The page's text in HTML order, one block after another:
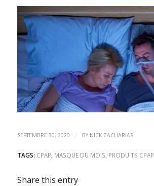
SEPTEMBRE 30, 2020 / BY NICK ZACHARIAS
TAGS: CPAP MASQUE DU MOIS PRODUITS CPAP
Share this entry